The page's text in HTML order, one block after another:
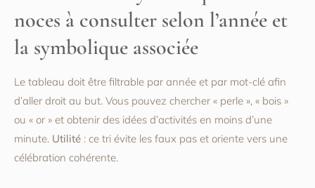
noces à consulter selon l’année et
la symbolique associée
Le tableau doit être filtrable par année et par mot-clé afin
d’aller droit au but. Vous pouvez chercher « perle », « bois »
ou « or » et obtenir des idées d’activités en moins d’une
minute. Utilité : ce tri évite les faux pas et oriente vers une
célébration cohérente.